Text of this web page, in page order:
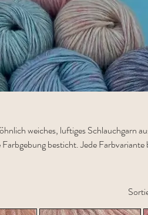
weiches, luftiges Schlauchgarn
besticht. Jede
35% Baumwolle, 10% Schurwolle /